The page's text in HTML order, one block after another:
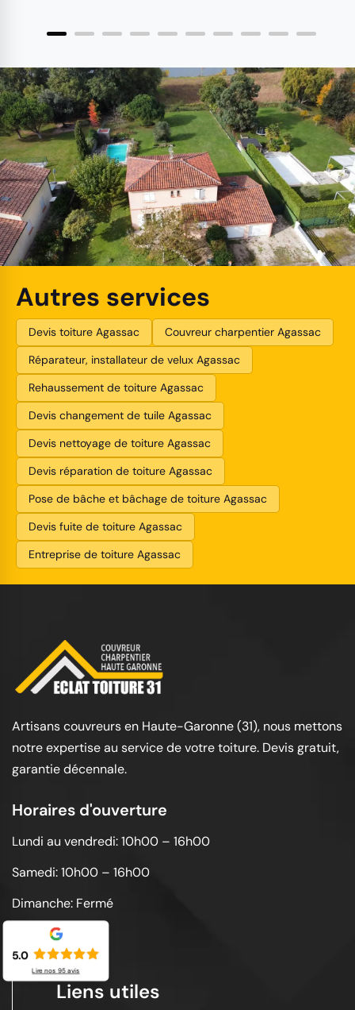
Autres services
Devis toiture Agassac
Couvreur charpentier Agassac
Réparateur, installateur de velux Agassac
Rehaussement de toiture Agassac
Devis changement de tuile Agassac
Devis nettoyage de toiture Agassac
Devis réparation de toiture Agassac
Pose de bâche et bâchage de toiture Agassac
Devis fuite de toiture Agassac
Entreprise de toiture Agassac
Artisans couvreurs en Haute-Garonne (31), nous mettons
notre expertise au service de votre toiture. Devis gratuit,
garantie décennale.
Horaires d'ouverture
Lundi au vendredi: 10h00 – 16h00
Samedi: 10h00 – 16h00
Dimanche: Fermé
Liens utiles
5.0
Lire nos 95avis